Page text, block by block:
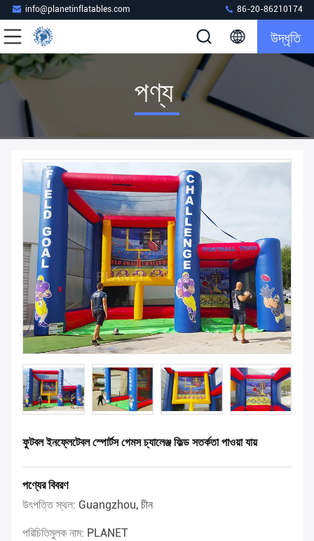
info@planetinflatables.com 86-20-86210174
উদ্ধৃতি
পণ্য
ফুটবল ইনফ্লেটেবল স্পোর্টস গেমস চ্যালেঞ্জ ফিল্ড সতর্কতা পাওয়া যায়
পণ্যের বিবরণ
উৎপত্তি স্থল: Guangzhou, চীন
পরিচিতিমুলক নাম: PLANET